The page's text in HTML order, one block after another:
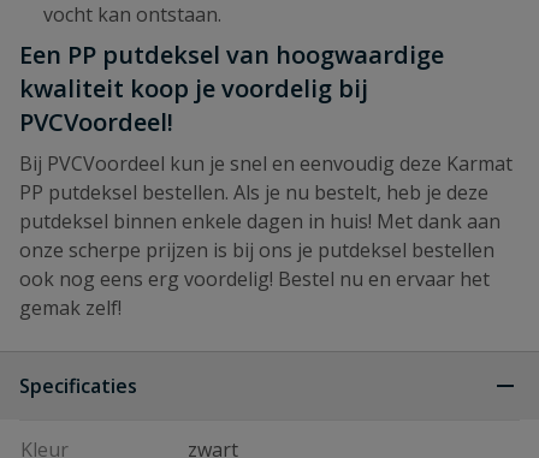
vocht kan ontstaan.
Een PP putdeksel van hoogwaardige
kwaliteit koop je voordelig bij
PVCVoordeel!
Bij PVCVoordeel kun je snel en eenvoudig deze Karmat
PP putdeksel bestellen. Als je nu bestelt, heb je deze
putdeksel binnen enkele dagen in huis! Met dank aan
onze scherpe prijzen is bij ons je putdeksel bestellen
ook nog eens erg voordelig! Bestel nu en ervaar het
gemak zelf!
Specificaties
Kleur zwart